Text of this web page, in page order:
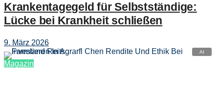
Krankentagegeld für Selbstständige:
Lücke bei Krankheit schließen
9. März 2026
Magazin